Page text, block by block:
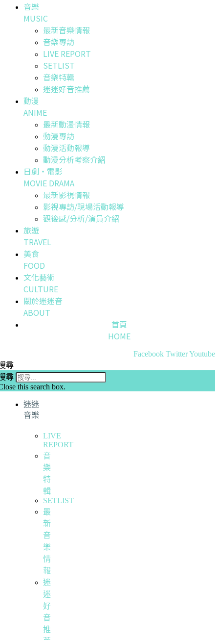
音樂
MUSIC
最新音樂情報
音樂專訪
LIVE REPORT
SETLIST
音樂特輯
迷迷好音推薦
動漫
ANIME
最新動漫情報
動漫專訪
動漫活動報導
動漫分析考察介紹
日劇・電影
MOVIE DRAMA
最新影視情報
影視專訪/現場活動報導
觀後感/分析/演員介紹
旅遊
TRAVEL
美食
FOOD
文化藝術
CULTURE
關於迷迷音
ABOUT
首頁
HOME
Facebook TwitterYoutube
尋
尋
this search box.
迷迷
音樂
LIVE
REPORT
音
樂
特
輯
SETLIST
最
新
音
樂
情
報
迷
迷
好
音
推